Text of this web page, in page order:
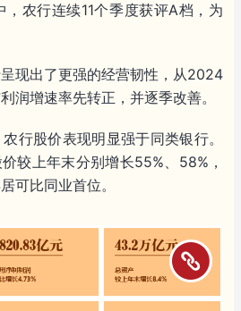
农行连续11个季度获评A档，为
现出了更强的经营韧性，从2024
润增速率先转正，并逐季改善。
行股价表现明显强于同类银行。
较上年末分别增长55%、58%，
可比同业首位。